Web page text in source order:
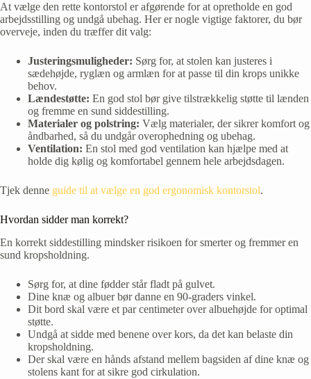
At vælge den rette kontorstol er afgørende for at opretholde en god
arbejdsstilling og undgå ubehag. Her er nogle vigtige faktorer, du bør
overveje, inden du træffer dit valg:
Justeringsmuligheder: Sørg for, at stolen kan justeres i
sædehøjde, ryglæn og armlæn for at passe til din krops unikke
behov.
Lændestøtte: En god stol bør give tilstrækkelig støtte til lænden
og fremme en sund siddestilling.
Materialer og polstring: Vælg materialer, der sikrer komfort og
åndbarhed, så du undgår overophedning og ubehag.
Ventilation: En stol med god ventilation kan hjælpe med at
holde dig kølig og komfortabel gennem hele arbejdsdagen.
Tjek denne guide til at vælge en god ergonomisk kontorstol.
Hvordan sidder man korrekt?
En korrekt siddestilling mindsker risikoen for smerter og fremmer en
sund kropsholdning.
Sørg for, at dine fødder står fladt på gulvet.
Dine knæ og albuer bør danne en 90-graders vinkel.
Dit bord skal være et par centimeter over albuehøjde for optimal
støtte.
Undgå at sidde med benene over kors, da det kan belaste din
kropsholdning.
Der skal være en hånds afstand mellem bagsiden af dine knæ og
stolens kant for at sikre god cirkulation.